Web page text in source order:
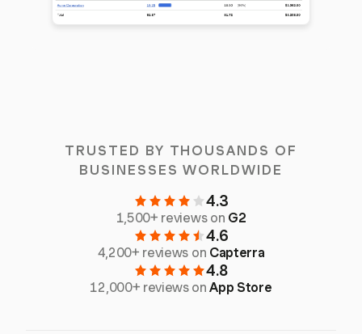
TRUSTED BY THOUSANDS OF
BUSINESSES WORLDWIDE
4.3
1,500+ reviews on G2
4.6
4,200+ reviews on Capterra
4.8
12,000+ reviews onApp Store